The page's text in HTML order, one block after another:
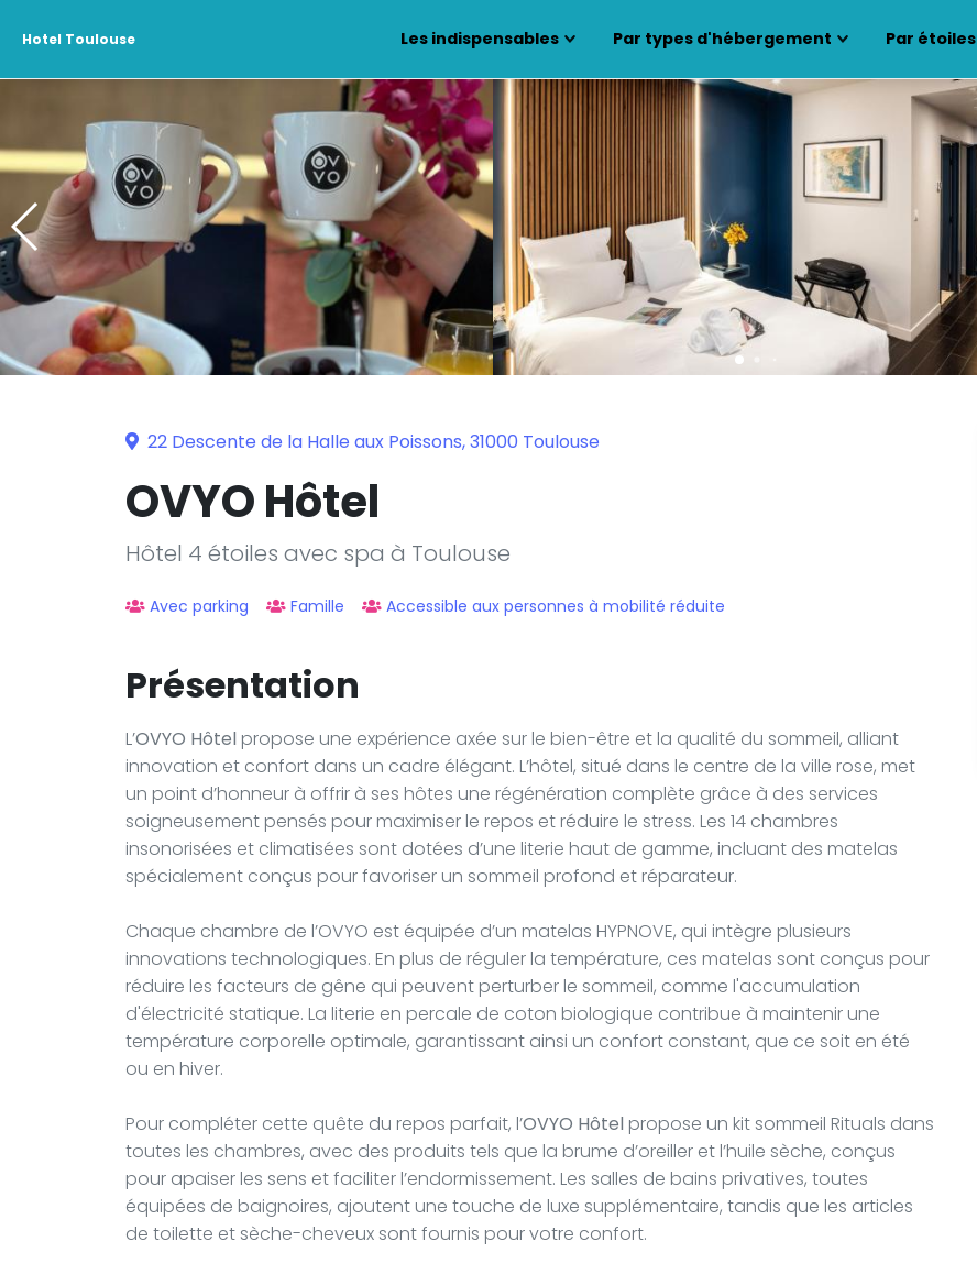
Hotel Toulouse Les indispensables Par types d'hébergement Par étoiles
22 Descente de la Halle aux Poissons, 31000 Toulouse
OVYO Hôtel
Hôtel 4 étoiles avec spa à Toulouse
Avec parking Famille Accessible aux personnes à mobilité réduite
Présentation
L’OVYO Hôtel propose une expérience axée sur le bien-être et la qualité du sommeil, alliant
innovation et confort dans un cadre élégant. L’hôtel, situé dans le centre de la ville rose, met
un point d’honneur à offrir à ses hôtes une régénération complète grâce à des services
soigneusement pensés pour maximiser le repos et réduire le stress. Les 14 chambres
insonorisées et climatisées sont dotées d’une literie haut de gamme, incluant des matelas
spécialement conçus pour favoriser un sommeil profond et réparateur.
Chaque chambre de l’OVYO est équipée d’un matelas HYPNOVE, qui intègre plusieurs
innovations technologiques. En plus de réguler la température, ces matelas sont conçus pour
réduire les facteurs de gêne qui peuvent perturber le sommeil, comme l'accumulation
d'électricité statique. La literie en percale de coton biologique contribue à maintenir une
température corporelle optimale, garantissant ainsi un confort constant, que ce soit en été
ou en hiver.
Pour compléter cette quête du repos parfait, l’OVYO Hôtel propose un kit sommeil Rituals dans
toutes les chambres, avec des produits tels que la brume d’oreiller et l’huile sèche, conçus
pour apaiser les sens et faciliter l’endormissement. Les salles de bains privatives, toutes
équipées de baignoires, ajoutent une touche de luxe supplémentaire, tandis que les articles
de toilette et sèche-cheveux sont fournis pour votre confort.